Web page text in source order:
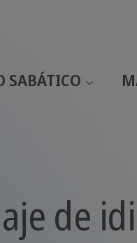
SABÁTICO
de